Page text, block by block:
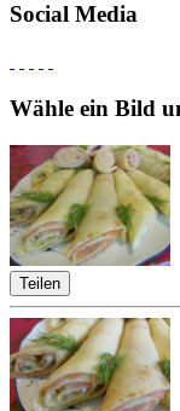
Social Media
Wähle ein Bild
Teilen